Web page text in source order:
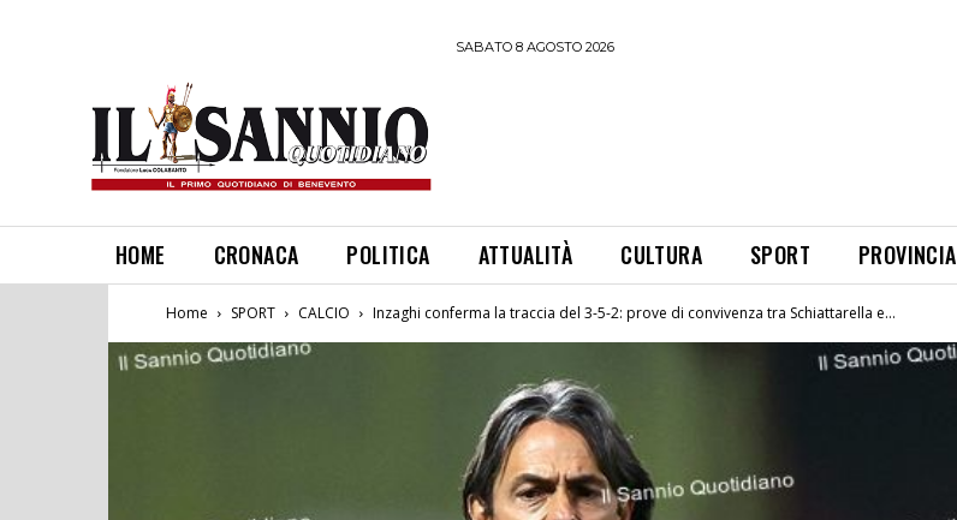
SABATO 8 AGOSTO 2026
HOME CRONACA POLITICA ATTUALITÀ CULTURA SPORT PROVINCIA
Home SPORT CALCIO Inzaghi conferma la traccia del 3-5-2: prove di convivenza tra Schiattarella e...